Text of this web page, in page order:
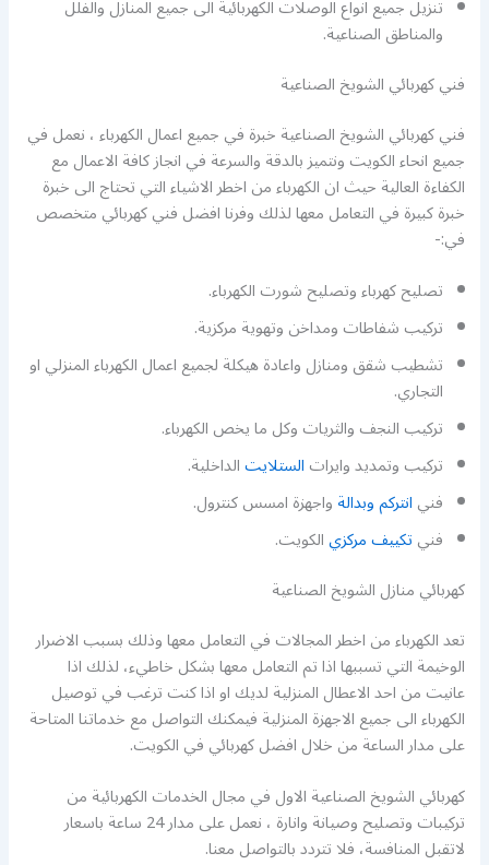
تنزيل جميع انواع الوصلات الكهربائية الى جميع المنازل والفلل
والمناطق الصناعية.
فني كهربائي الشويخ الصناعية
فني كهربائي الشويخ الصناعية خبرة في جميع اعمال الكهرباء ، نعمل في
جميع انحاء الكويت ونتميز بالدقة والسرعة في انجاز كافة الاعمال مع
الكفاءة العالية حيث ان الكهرباء من اخطر الاشياء التي تحتاج الى خبرة
خبرة كبيرة في التعامل معها لذلك وفرنا افضل فني كهربائي متخصص
في:-
تصليح كهرباء وتصليح شورت الكهرباء.
تركيب شفاطات ومداخن وتهوية مركزية.
تشطيب شقق ومنازل واعادة هيكلة لجميع اعمال الكهرباء المنزلي او
التجاري.
تركيب النجف والثريات وكل ما يخص الكهرباء.
تركيب وتمديد وايراتالستلايتالداخلية.
فنيانتركم وبدالةواجهزة امسس كنترول.
فنيتكييف مركزيالكويت.
كهربائي منازل الشويخ الصناعية
تعد الكهرباء من اخطر المجالات في التعامل معها وذلك بسبب الاضرار
الوخيمة التي تسببها اذا تم التعامل معها بشكل خاطيء، لذلك اذا
عانيت من احد الاعطال المنزلية لديك او اذا كنت ترغب في توصيل
الكهرباء الى جميع الاجهزة المنزلية فيمكنك التواصل مع خدماتنا المتاحة
على مدار الساعة من خلال افضل كهربائي في الكويت.
كهربائي الشويخ الصناعية الاول في مجال الخدمات الكهربائية من
تركيبات وتصليح وصيانة وانارة ، نعمل على مدار 24 ساعة باسعار
لاتقبل المنافسة، فلا تتردد بالتواصل معنا.